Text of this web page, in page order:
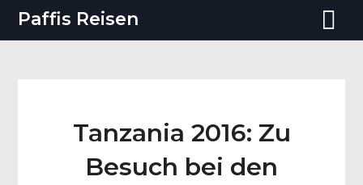
Paffis Reisen
Tanzania 2016: Zu
Besuch bei den